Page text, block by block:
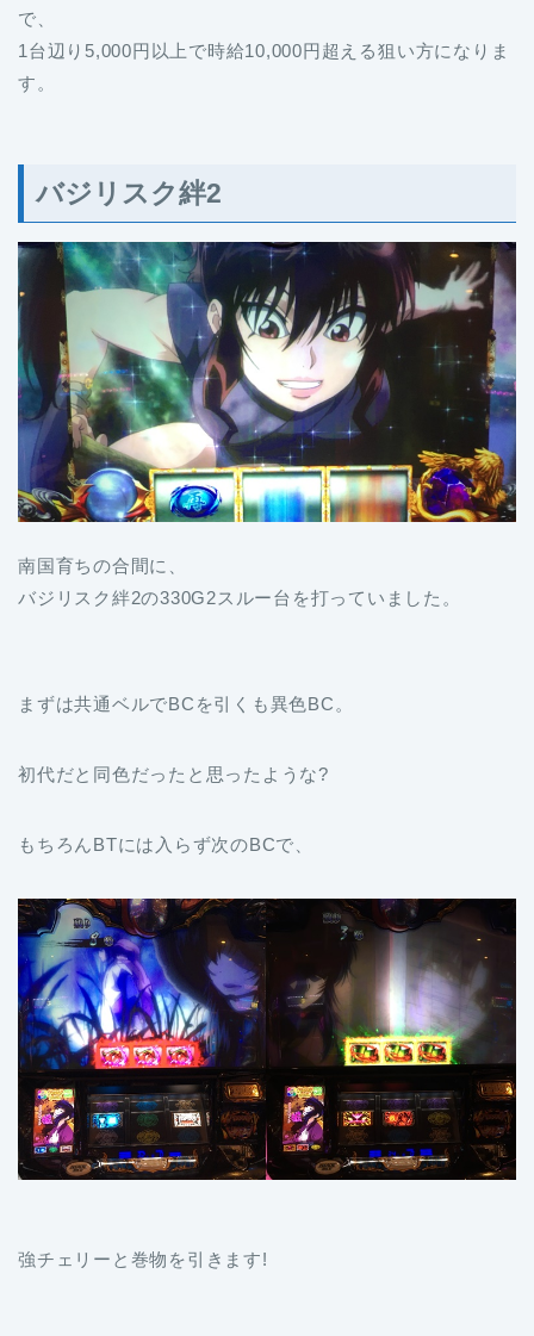
で、
1台辺り5,000円以上で時給10,000円超える狙い方になりま
す。
バジリスク絆2
南国育ちの合間に、
バジリスク絆2の330G2スルー台を打っていました。
まずは共通ベルでBCを引くも異色BC。
初代だと同色だったと思ったような?
もちろんBTには入らず次のBCで、
強チェリーと巻物を引きます!